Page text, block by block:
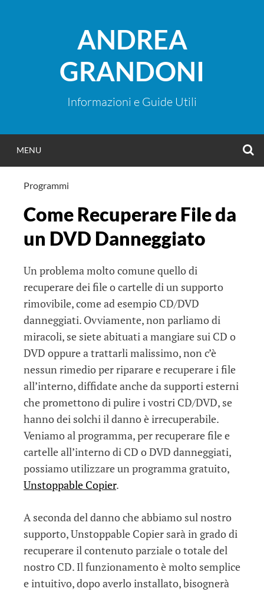
ANDREA
GRANDONI
Informazioni e Guide Utili
MENU
Programmi
Come Recuperare File da
un DVD Danneggiato
Un problema molto comune quello di
recuperare dei file o cartelle di un supporto
rimovibile, come ad esempio CD/DVD
danneggiati. Ovviamente, non parliamo di
miracoli, se siete abituati a mangiare sui CD o
DVD oppure a trattarli malissimo, non c’è
nessun rimedio per riparare e recuperare i file
all’interno, diffidate anche da supporti esterni
che promettono di pulire i vostri CD/DVD, se
hanno dei solchi il danno è irrecuperabile.
Veniamo al programma, per recuperare file e
cartelle all’interno di CD o DVD danneggiati,
possiamo utilizzare un programma gratuito,
Unstoppable Copier.
A seconda del danno che abbiamo sul nostro
supporto, Unstoppable Copier sarà in grado di
recuperare il contenuto parziale o totale del
nostro CD. Il funzionamento è molto semplice
e intuitivo, dopo averlo installato, bisognerà